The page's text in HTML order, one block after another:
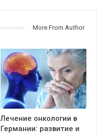
More From Author
Лечение онкологии в
Германии: развитие и